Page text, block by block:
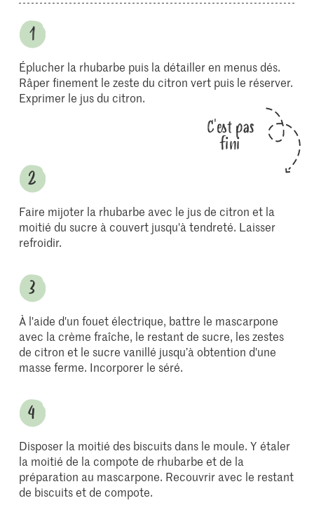
Éplucher la rhubarbe puis la détailler en menus dés.
Râper finement le zeste du citron vert puis le réserver.
Exprimer le jus du citron.
C'est pas
fini
Faire mijoter la rhubarbe avec le jus de citron et la
moitié du sucre à couvert jusqu'à tendreté. Laisser
refroidir.
À l'aide d'un fouet électrique, battre le mascarpone
avec la crème fraîche, le restant de sucre, les zestes
de citron et le sucre vanillé jusqu’à obtention d'une
masse ferme. Incorporer le séré.
Disposer la moitié des biscuits dans le moule. Y étaler
la moitié de la compote de rhubarbe et de la
préparation au mascarpone. Recouvrir avec le restant
de biscuits et de compote.